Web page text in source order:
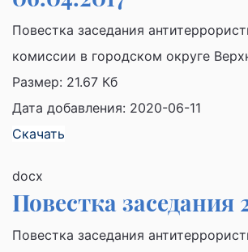
Повестка заседания
комиссии в городском округе
Размер: 21.67 Кб
Дата добавления: 2020-06-11
Скачать
docx
Повестка заседания
Повестка заседания